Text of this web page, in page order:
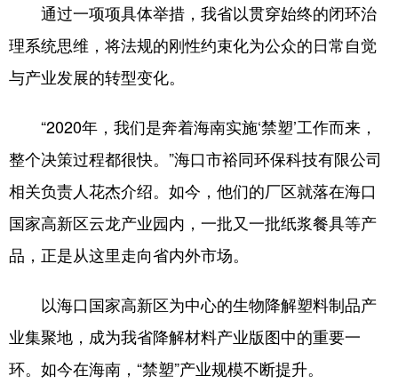
通过一项项具体举措，我省以贯穿始终的闭环治
理系统思维，将法规的刚性约束化为公众的日常自觉
与产业发展的转型变化。
“2020年，我们是奔着海南实施‘禁塑’工作而来，
整个决策过程都很快。”海口市裕同环保科技有限公司
相关负责人花杰介绍。如今，他们的厂区就落在海口
国家高新区云龙产业园内，一批又一批纸浆餐具等产
品，正是从这里走向省内外市场。
以海口国家高新区为中心的生物降解塑料制品产
业集聚地，成为我省降解材料产业版图中的重要一
环。如今在海南，“禁塑”产业规模不断提升。